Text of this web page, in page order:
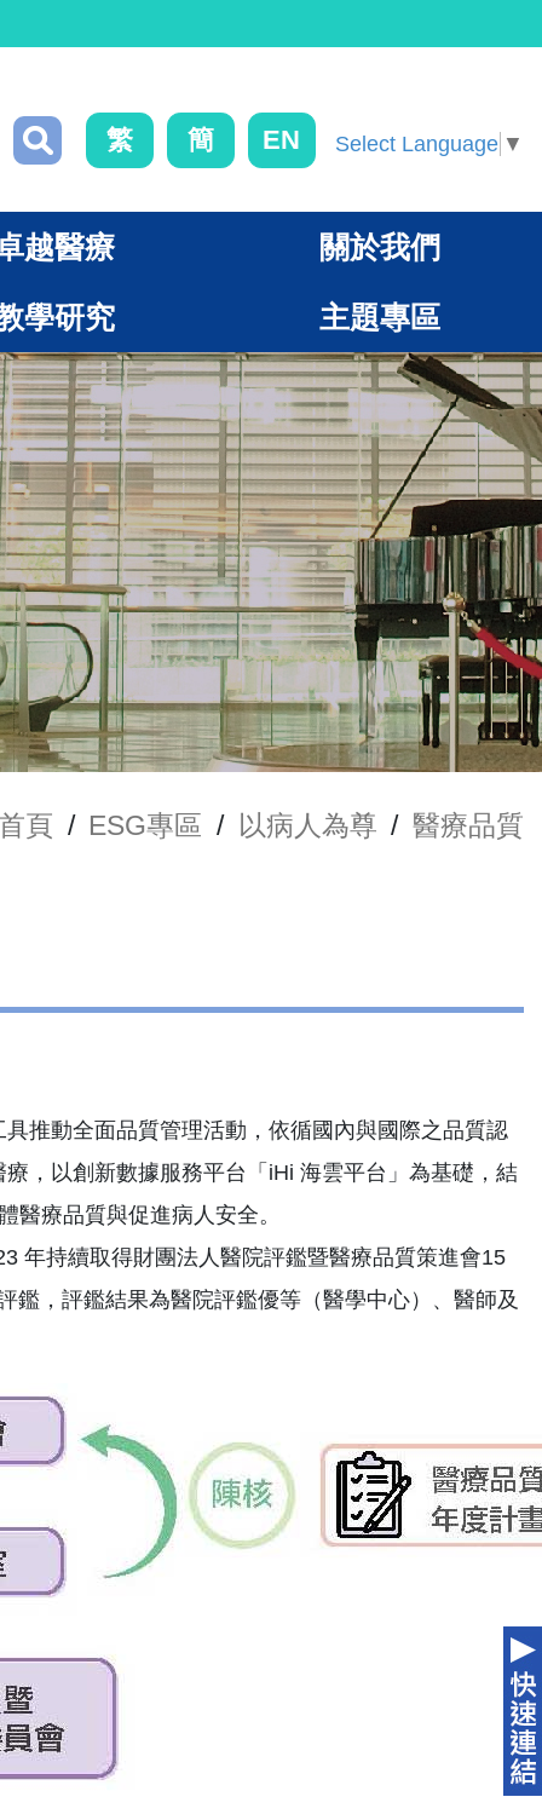
繁 簡 EN Select Language ▼
越醫療 關於我們
學研究 主題專區
頁 / ESG專區 / 以病人為尊 / 醫療品質
推動全面品質管理活動，依循國內與國際之品質認
，以創新數據服務平台「iHi 海雲平台」為基礎，結
療品質與促進病人安全。
年持續取得財團法人醫院評鑑暨醫療品質策進會15
，評鑑結果為醫院評鑑優等（醫學中心）、醫師及